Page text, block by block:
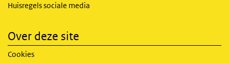
Huisregels sociale media
Over deze site
Cookies